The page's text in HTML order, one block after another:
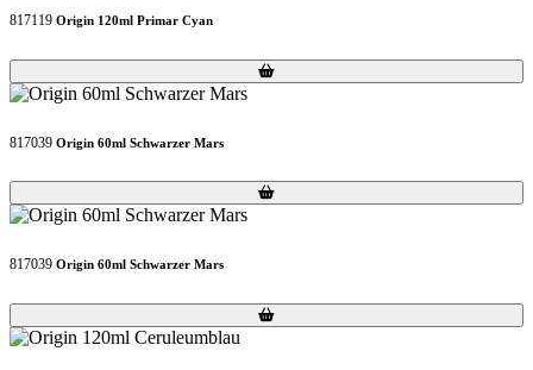
817119 Origin 120ml Primar Cyan
Loading...
Loading...
817039 Origin 60ml Schwarzer Mars
Loading...
Loading...
817039 Origin 60ml Schwarzer Mars
Loading...
Loading...